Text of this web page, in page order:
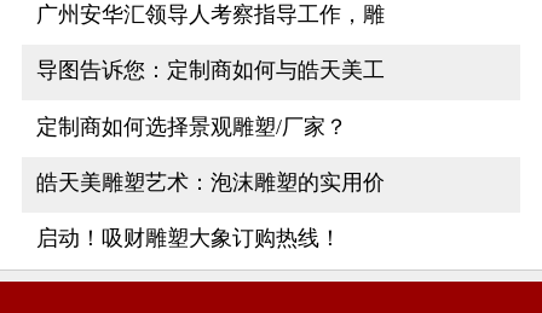
广州安华汇领导人考察指导工作，雕
导图告诉您：定制商如何与皓天美工
定制商如何选择景观雕塑/厂家？
皓天美雕塑艺术：泡沫雕塑的实用价
启动！吸财雕塑大象订购热线！